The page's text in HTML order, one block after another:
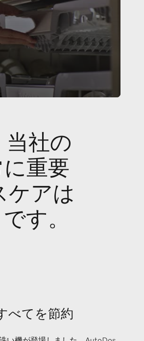
当社の
重要
ケアは
す。
べてを節約